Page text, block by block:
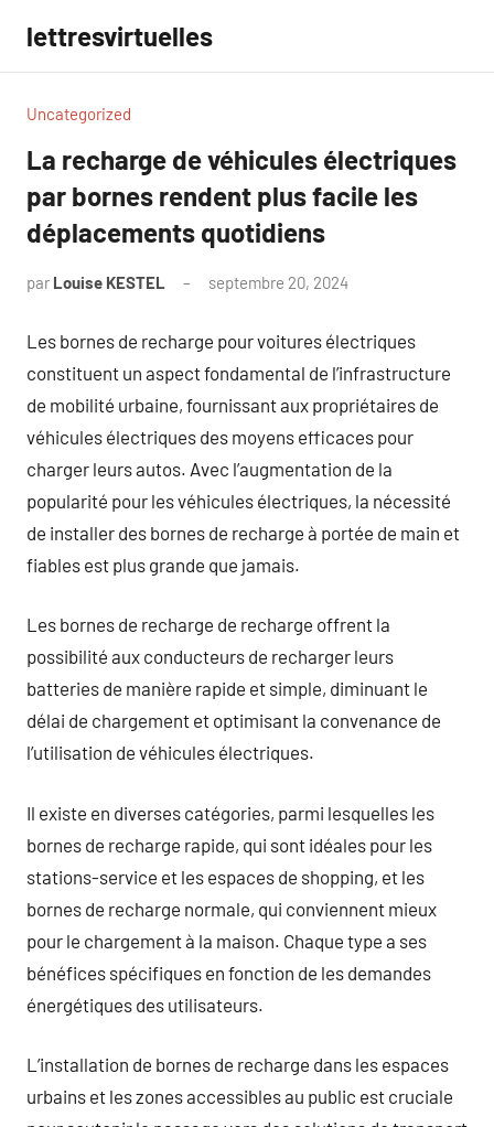
contenu
lettresvirtuelles
Uncategorized
La recharge de véhicules électriques
par bornes rendent plus facile les
déplacements quotidiens
par Louise KESTEL septembre 20, 2024
Les bornes de recharge pour voitures électriques
constituent un aspect fondamental de l’infrastructure
de mobilité urbaine, fournissant aux propriétaires de
véhicules électriques des moyens efficaces pour
charger leurs autos. Avec l’augmentation de la
popularité pour les véhicules électriques, la nécessité
de installer des bornes de recharge à portée de main et
fiables est plus grande que jamais.
Les bornes de recharge de recharge offrent la
possibilité aux conducteurs de recharger leurs
batteries de manière rapide et simple, diminuant le
délai de chargement et optimisant la convenance de
l’utilisation de véhicules électriques.
Il existe en diverses catégories, parmi lesquelles les
bornes de recharge rapide, qui sont idéales pour les
stations-service et les espaces de shopping, et les
bornes de recharge normale, qui conviennent mieux
pour le chargement à la maison. Chaque type a ses
bénéfices spécifiques en fonction de les demandes
énergétiques des utilisateurs.
L’installation de bornes de recharge dans les espaces
urbains et les zones accessibles au public est cruciale